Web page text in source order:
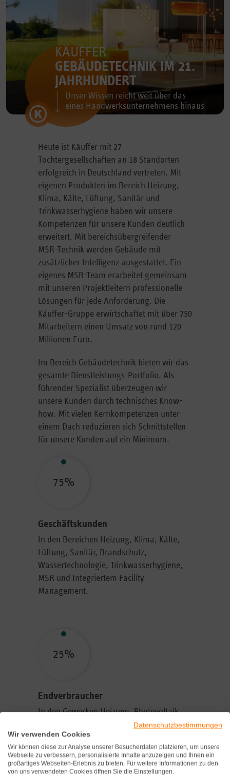
KÄUFFER
GEBÄUDETECHNIK IM 21.
JAHRHUNDERT
Unser Wissen reicht weit über das
eines Handwerksunternehmens hinaus
Heute ist Käuffer mit 27
Tochtergesellschaften an 18 Standorten
erfolgreich in Deutschland vertreten. Mit
eigenen Produkten im Bereich Heizung,
Klima, Kälte, Lüftung, Sanitär und
Trinkwasserhygiene haben wir unsere
Kompetenzen für unsere Kunden deutlich
erweitert. Mit bereichsübergreifender
MSR-Technik werden Gebäude mit
zusätzlicher Intelligenz ausgestattet. Ein
eigenes MSR-Team erarbeitet gemeinsam
mit unseren Projektleitern professionelle
Lösungen für jede Anforderung. Die
Käuffer-Gruppe erwirtschaftet mit über 750
Mitarbeitern einen Umsatz von rund 120
Millionen Euro.
Im Bereich Gebäudetechnik bieten wir das
gesamte Dienstleistungs-Portfolio. Als
führender Spezialist überzeugen wir
unsere Kunden durch technisches Know-
how. Mit vielen Kernkompetenzen unter
einem Dach reduzieren sich Schnittstellen
für unsere Kunden auf ein Minimum.
75%
Geschäftskunden
In den Bereichen Heizung, Klima, Kälte,
Lüftung, Sanitär, Brandschutz,
Wassertechnologie, Trinkwasserhygiene,
MSR und Integriertem Facility
Management.
25%
Endverbraucher
In den Gewerken Heizung, Photovoltaik,
Datenschutzbestimmungen
Wir verwenden Cookies
Wir können diese zur Analyse unserer Besucherdaten platzieren, um unsere
Webseite zu verbessern, personalisierte Inhalte anzuzeigen und Ihnen ein
großartiges Webseiten-Erlebnis zu bieten. Für weitere Informationen zu den
von uns verwendeten Cookies öffnen Sie die Einstellungen.